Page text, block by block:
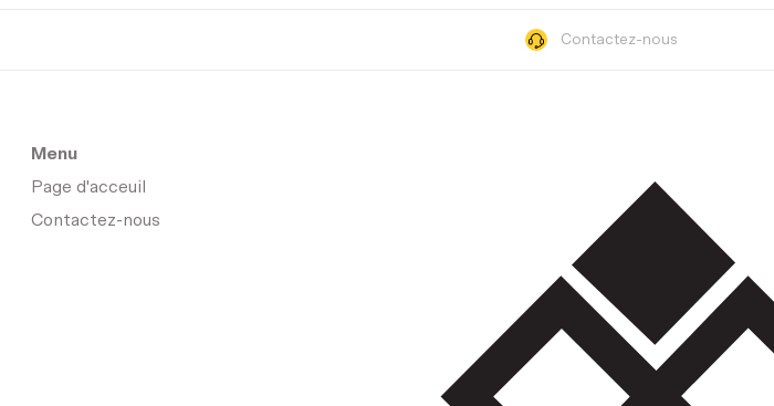
Contactez-nous
Menu
Page d'acceuil
Contactez-nous